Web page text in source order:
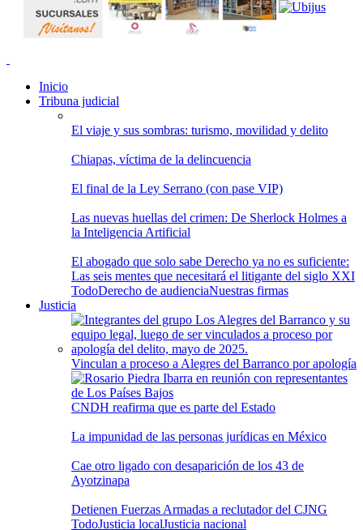
Inicio
Tribuna judicial
El viaje y sus sombras: turismo, movilidad y delito
Chiapas, víctima de la delincuencia
El final de la Ley Serrano (con pase VIP)
Las nuevas huellas del crimen: De Sherlock Holmes a
la Inteligencia Artificial
El abogado que solo sabe Derecho ya no es suficiente:
Las seis mentes que necesitará el litigante del siglo XXI
TodoDerecho de audienciaNuestras firmas
Justicia
Vinculan a proceso a Alegres del Barranco por apología
CNDH reafirma que es parte del Estado
La impunidad de las personas jurídicas en México
Cae otro ligado con desaparición de los 43 de
Ayotzinapa
Detienen Fuerzas Armadas a reclutador del CJNG
TodoJusticia localJusticia nacional